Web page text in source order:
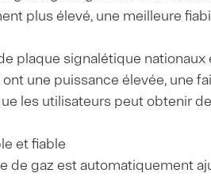
plus élevé, une meilleure
plaque signalétique nationaux
une puissance élevée, une
les utilisateurs peut obtenir
et fiable
de gaz est automatiquement